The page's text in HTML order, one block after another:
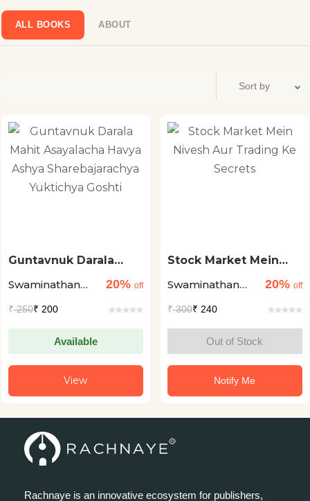
ALL BOOKS ABOUT
Guntavnuk Darala
Havya Ashya
Yuktichya Goshti
Swaminathan
20% off
₹250₹ 200
Available
View
Stock Market Mein
Secrets
Swaminathan
20% off
₹300₹ 240
Out of Stock
Notify Me
Rachnaye is an innovative ecosystem for publishers,